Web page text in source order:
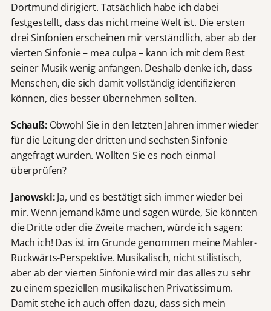
Dortmund dirigiert. Tatsächlich habe ich dabei
festgestellt, dass das nicht meine Welt ist. Die ersten
drei Sinfonien erscheinen mir verständlich, aber ab der
vierten Sinfonie – mea culpa – kann ich mit dem Rest
seiner Musik wenig anfangen. Deshalb denke ich, dass
Menschen, die sich damit vollständig identifizieren
können, dies besser übernehmen sollten.
Schauß:Obwohl Sie in den letzten Jahren immer wieder
für die Leitung der dritten und sechsten Sinfonie
angefragt wurden. Wollten Sie es noch einmal
überprüfen?
Janowski:Ja, und es bestätigt sich immer wieder bei
mir. Wenn jemand käme und sagen würde, Sie könnten
die Dritte oder die Zweite machen, würde ich sagen:
Mach ich! Das ist im Grunde genommen meine Mahler-
Rückwärts-Perspektive. Musikalisch, nicht stilistisch,
aber ab der vierten Sinfonie wird mir das alles zu sehr
zu einem speziellen musikalischen Privatissimum.
Damit stehe ich auch offen dazu, dass sich mein